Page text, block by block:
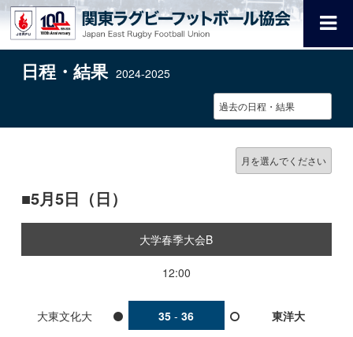
日程・結果 2024-2025
5月5日（日）
大学春季大会B
12:00
大東文化大 35 - 36 東洋大